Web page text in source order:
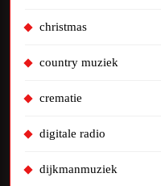
christmas
country muziek
crematie
digitale radio
dijkmanmuziek